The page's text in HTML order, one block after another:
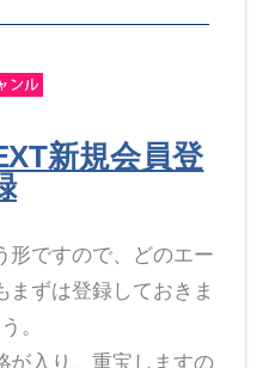
新規会員登
形ですので、どのエー
まずは登録しておきま
。
が入り、重宝しますの